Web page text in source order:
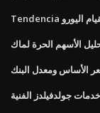
الأسهم الحرة لماك
الأساس ومعدل البنك
خدمات جولدفيلدز الفنية